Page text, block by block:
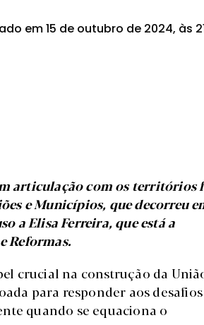
em 15 de outubro de 2024, às
articulação com os territórios
e Municípios, que decorreu
a Elisa Ferreira, que está a
Reformas.
crucial na construção da
para responder aos desafios
quando se equaciona o